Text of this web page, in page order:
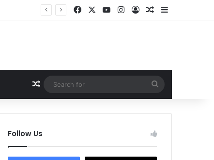
FacebookYouTubeInstagram
Log InRandom Article
Sidebar
Random Article
for
Follow Us